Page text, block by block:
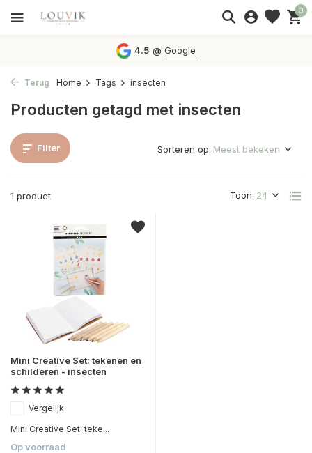
0
4.5 @Google
Terug Home Tags insecten
Producten getagd met insecten
Filter
1 product Toon:
Sorteren op:
Mini Creative Set: tekenen en
schilderen - insecten
Vergelijk
Mini Creative Set: teke...
Op voorraad